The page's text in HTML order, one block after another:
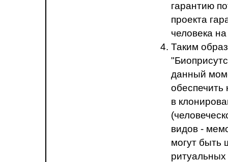
гарантию
проекта
человека
Таким
данный
в
видов -
могут быть
ритуальных